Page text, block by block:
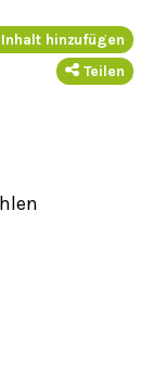
Inhalt hinzufügen
Teilen